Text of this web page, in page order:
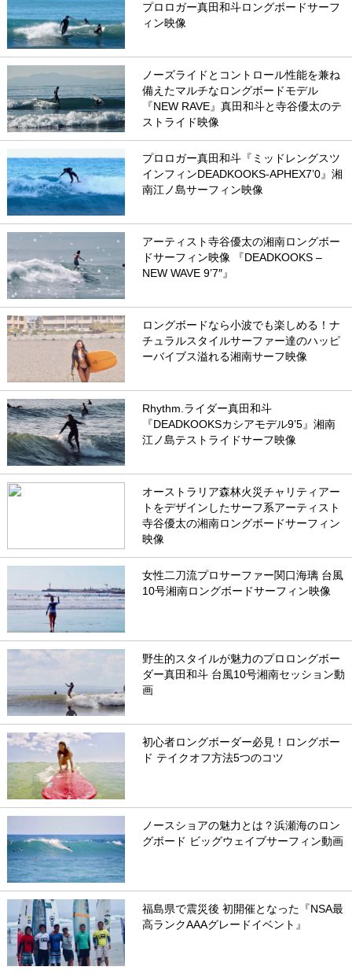
プロロガー真田和斗ロングボードサーフ
ィン映像
ノーズライドとコントロール性能を兼ね
備えたマルチなロングボードモデル
『NEW RAVE』真田和斗と寺谷優太のテ
ストライド映像
プロロガー真田和斗『ミッドレングスツ
インフィンDEADKOOKS-APHEX7’0』湘
南江ノ島サーフィン映像
アーティスト寺谷優太の湘南ロングボー
ドサーフィン映像 『DEADKOOKS –
NEW WAVE 9’7″』
ロングボードなら小波でも楽しめる！ナ
チュラルスタイルサーファー達のハッピ
ーバイブス溢れる湘南サーフ映像
Rhythm.ライダー真田和斗
『DEADKOOKSカシアモデル9’5』湘南
江ノ島テストライドサーフ映像
オーストラリア森林火災チャリティアー
トをデザインしたサーフ系アーティスト
寺谷優太の湘南ロングボードサーフィン
映像
女性二刀流プロサーファー関口海璃 台風
10号湘南ロングボードサーフィン映像
野生的スタイルが魅力のプロロングボー
ダー真田和斗 台風10号湘南セッション動
画
初心者ロングボーダー必見！ロングボー
ド テイクオフ方法5つのコツ
ノースショアの魅力とは？浜瀬海のロン
グボード ビッグウェイブサーフィン動画
福島県で震災後 初開催となった『NSA最
高ランクAAAグレードイベント』